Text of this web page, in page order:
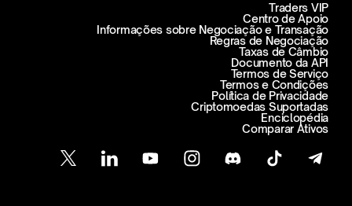
Centro de Apoio
Informações sobre Negociação e Transação
Traders VIP
Regras de Negociação
Taxas de Câmbio
Documento da API
Termos de Serviço
Termos e Condições
Política de Privacidade
Criptomoedas Suportadas
Enciclopédia
Comparar Ativos